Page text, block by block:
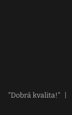
"Dobrá kvalita!"